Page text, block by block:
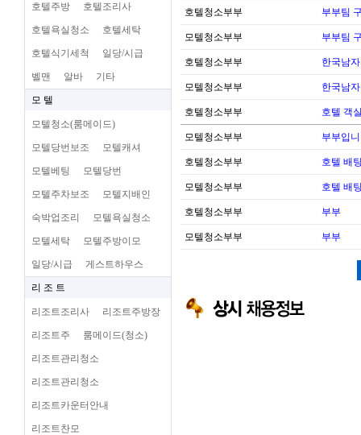
호텔주방 호텔조리사
호텔욕실청소 호텔세탁
호텔식기세척 일당/시급
벨맨 알바 기타
모 텔
모텔청소(룸메이드)
모텔당번보조 모텔캐셔
모텔베팅 모텔당번
모텔주차보조 모텔지배인
숙박업조리 모텔욕실청소
모텔세탁 모텔주방이모
일당/시급 게스트하우스
리 조 트
리조트조리사 리조트주방장
리조트주 룸메이드(청소)
리조트관리청소
리조트관리청소
리조트카운터안내
리조트찬모
호텔청소부부 부부팀
모텔청소부부 부부팀
호텔청소부부 한국남
모텔청소부부 한국남
호텔청소부부 호텔 객
모텔청소부부 부부입
호텔청소부부 호텔 배
모텔청소부부 호텔 배
호텔청소부부 부부
모텔청소부부 부부